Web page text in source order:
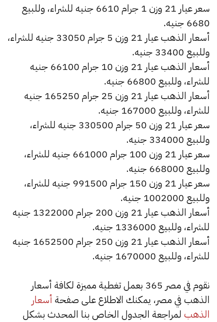
سعر عيار 21 وزن 1 جرام 6610 جنيه للشراء، وللبيع
6680 جنيه.
أسعار الذهب عيار 21 وزن 5 جرام 33050 جنيه للشراء،
وللبيع 33400 جنيه.
أسعار الذهب عيار 21 وزن 10 جرام 66100 جنيه
للشراء، وللبيع 66800 جنيه.
أسعار الذهب عيار 21 وزن 25 جرام 165250 جنيه
للشراء، وللبيع 167000 جنيه.
سعر عيار 21 وزن 50 جرام 330500 جنيه للشراء،
وللبيع 334000 جنيه.
سعر عيار 21 وزن 100 جرام 661000 جنيه للشراء،
وللبيع 668000 جنيه.
سعر عيار 21 وزن 150 جرام 991500 جنيه للشراء،
وللبيع 1002000 جنيه.
أسعار الذهب عيار 21 وزن 200 جرام 1322000 جنيه
للشراء، وللبيع 1336000 جنيه.
أسعار الذهب عيار 21 وزن 250 جرام 1652500 جنيه
للشراء، وللبيع 1670000 جنيه.
نقوم في مصر 365 بعمل تغطية مميزة لكافة أسعار
الذهب في مصر، يمكنك الاطلاع على صفحة أسعار
الذهب لمراجعة الجدول الخاص بنا المحدث بشكل